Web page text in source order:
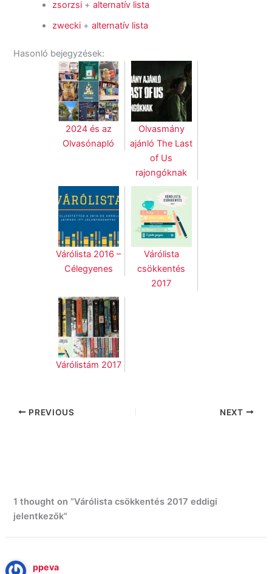
zsorzsi +alternatív lista
zwecki +alternatív lista
Hasonló bejegyzések:
2024 és az
Olvasónapló
Olvasmány
ajánló The Last
of Us
rajongóknak
Várólista 2016 –
Célegyenes
Várólista
csökkentés
2017
Várólistám 2017
PREVIOUS NEXT
1 thought on “Várólista csökkentés 2017 eddigi
jelentkezők”
ppeva